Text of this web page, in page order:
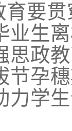
育要
业生
思政
节孕
力学